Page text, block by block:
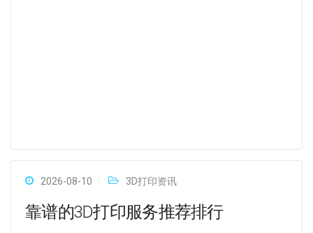
2026-08-10 3D打印资讯
靠谱的3D打印服务推荐排行